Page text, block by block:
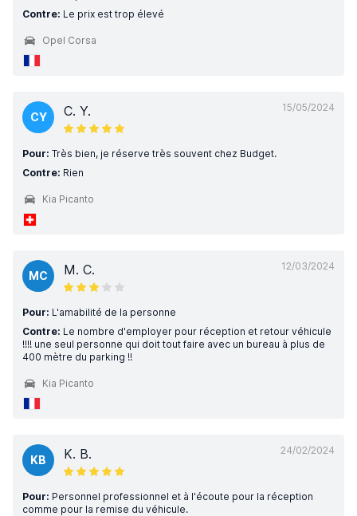
Contre: Le prix est trop élevé
Opel Corsa
15/05/2024
CY C. Y.
Pour: Très bien, je réserve très souvent chez Budget.
Contre: Rien
Kia Picanto
12/03/2024
MC M. C.
Pour: L'amabilité de la personne
Contre: Le nombre d'employer pour réception et retour véhicule
!!!! une seul personne qui doit tout faire avec un bureau à plus de
400 mètre du parking !!
Kia Picanto
24/02/2024
KB K. B.
Pour: Personnel professionnel et à l'écoute pour la réception
comme pour la remise du véhicule.